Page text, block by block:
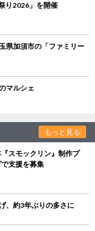
り2026」を開催
県加須市の「ファミリー
マルシェ
もっと見る
スモックリン』制作プ
支援を募集
、約3年ぶりの多さに